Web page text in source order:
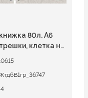
80л. А6
клетка на